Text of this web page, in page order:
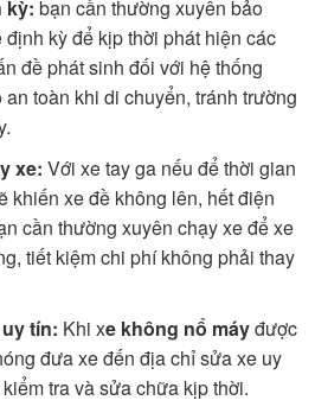
kỳ: bạn cần thường xuyên bảo
kỳ để kịp thời phát hiện các
đề phát sinh đối với hệ thống
toàn khi di chuyển, tránh trường
xe: Với xe tay ga nếu để thời gian
khiến xe đề không lên, hết điện
cần thường xuyên chạy xe để xe
tiết kiệm chi phí không phải thay
tín: Khi xe không nổ máyđược
đưa xe đến địa chỉ sửa xe uy
tra và sửa chữa kịp thời.